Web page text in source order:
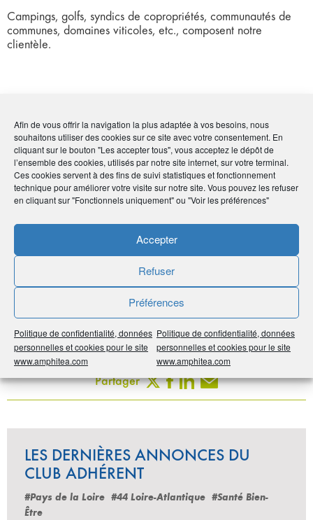
Afin de vous offrir la navigation la plus adaptée à vos besoins, nous
souhaitons utiliser des cookies sur ce site avec votre consentement. En
cliquant sur le bouton "Les accepter tous", vous acceptez le dépôt de
l’ensemble des cookies, utilisés par notre site internet, sur votre terminal.
Ces cookies servent à des fins de suivi statistiques et fonctionnement
technique pour améliorer votre visite sur notre site. Vous pouvez les refuser
en cliquant sur "Fonctionnels uniquement" ou "Voir les préférences"
Accepter
Refuser
Préférences
Politique de confidentialité, données
personnelles et cookies pour le site
www.amphitea.com
Politique de confidentialité, données
personnelles et cookies pour le site
www.amphitea.com
Campings, golfs, syndics de copropriétés, communautés de
communes, domaines viticoles, etc., composent notre
clientèle.
Coordonnées
• Marie-Claude Eyrolles
• 40 rue du Liège, ZA Les Ferrières - 83490 Le Muy
•04 94 45 46 04-06 14 32 65 40
•atpe83@gmail.com
Imprimer
Partager
LES DERNIÈRES ANNONCES DU
CLUB ADHÉRENT
#Pays de la Loire #44 Loire-Atlantique #Santé Bien-
Être